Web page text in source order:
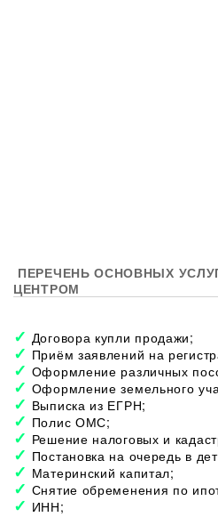
ПЕРЕЧЕНЬ ОСНОВНЫХ
ЦЕНТРОМ
Договора купли продажи;
Приём заявлений на
Оформление различных
Оформление земельного
Выписка из ЕГРН;
Полис ОМС;
Решение налоговых и
Постановка на очередь в
Материнский капитал;
Снятие обременения по
ИНН;